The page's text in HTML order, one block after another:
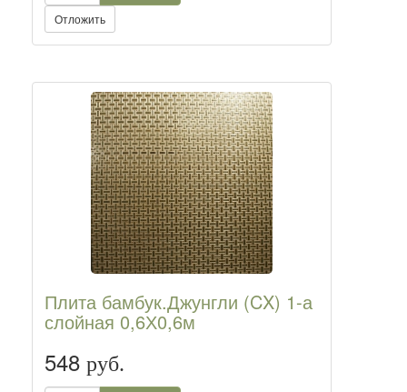
Отложить
Плита бамбук.Джунгли (CX) 1-а
слойная 0,6Х0,6м
548 руб.